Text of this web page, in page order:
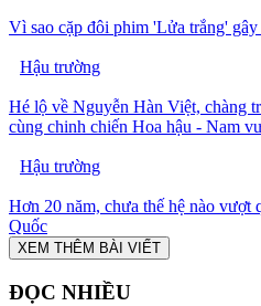
Vì sao cặp đôi phim 'Lửa trắng'
Hậu trường
Hé lộ về Nguyễn Hàn Việt, chàng
cùng chinh chiến Hoa hậu - Nam
Hậu trường
Hơn 20 năm, chưa thế hệ nào vượt
Quốc
XEM THÊM BÀI VIẾT
ĐỌC NHIỀU